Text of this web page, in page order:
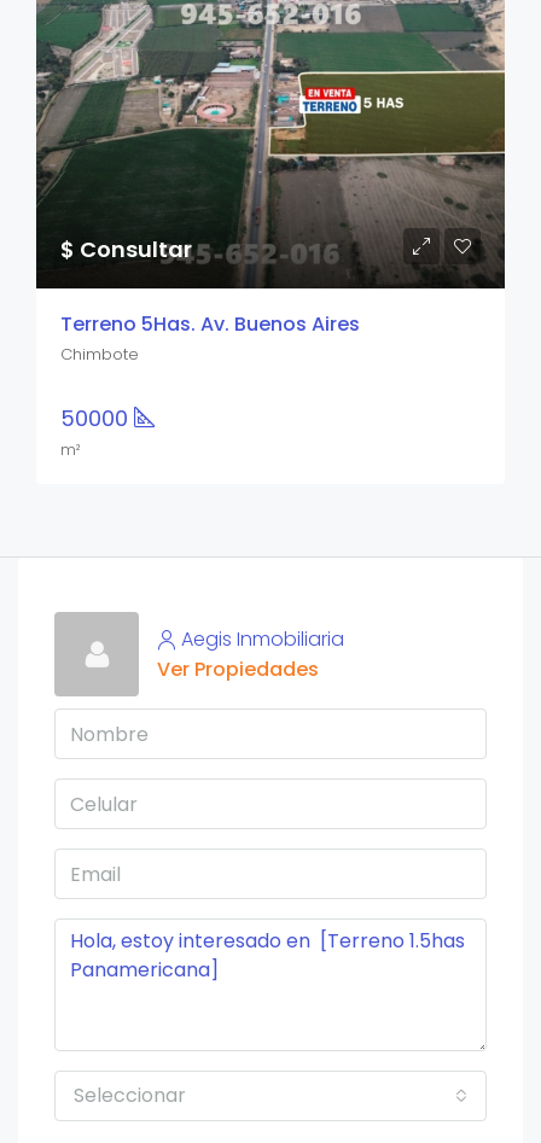
$ Consultar
Terreno 5Has. Av. Buenos Aires
Chimbote
50000
m²
Aegis Inmobiliaria
Ver Propiedades
Seleccionar